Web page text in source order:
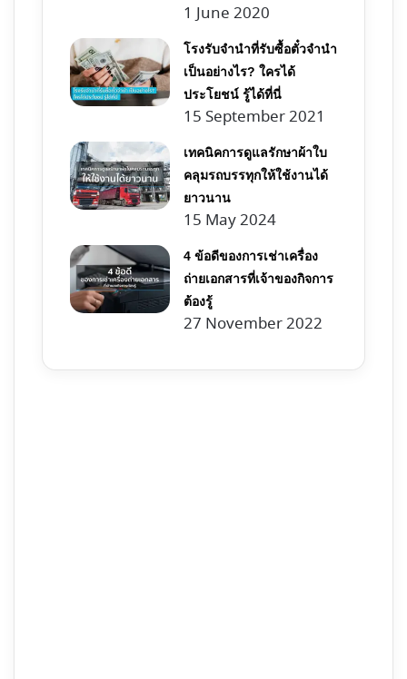
1 June 2020
โรงรับจำนำที่รับซื้อตั๋วจำนำ
เป็นอย่างไร? ใครได้
ประโยชน์ รู้ได้ที่นี่
15 September 2021
เทคนิคการดูแลรักษาผ้าใบ
คลุมรถบรรทุกให้ใช้งานได้
ยาวนาน
15 May 2024
4 ข้อดีของการเช่าเครื่อง
ถ่ายเอกสารที่เจ้าของกิจการ
ต้องรู้
27 November 2022